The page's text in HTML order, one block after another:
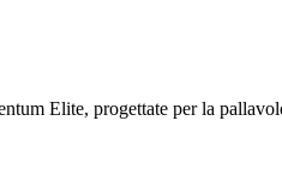
Elite, progettate per la